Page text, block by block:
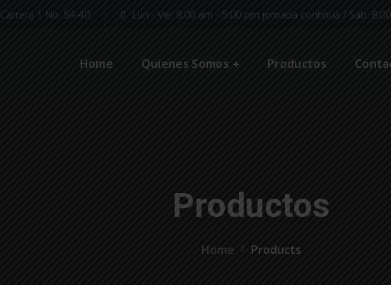
Carrera 1 No. 54-40 Lun - Vie: 8:00 am - 5:00 pm jornada continua / Sab:
Home Quienes Somos Productos
Productos
Home Products